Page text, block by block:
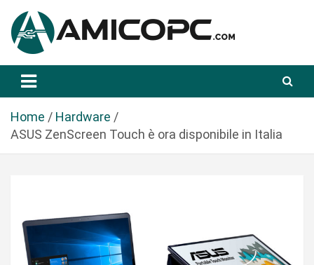
a
Amicopc.com
Home
Hardware
ASUS ZenScreen Touch è ora disponibile in Italia